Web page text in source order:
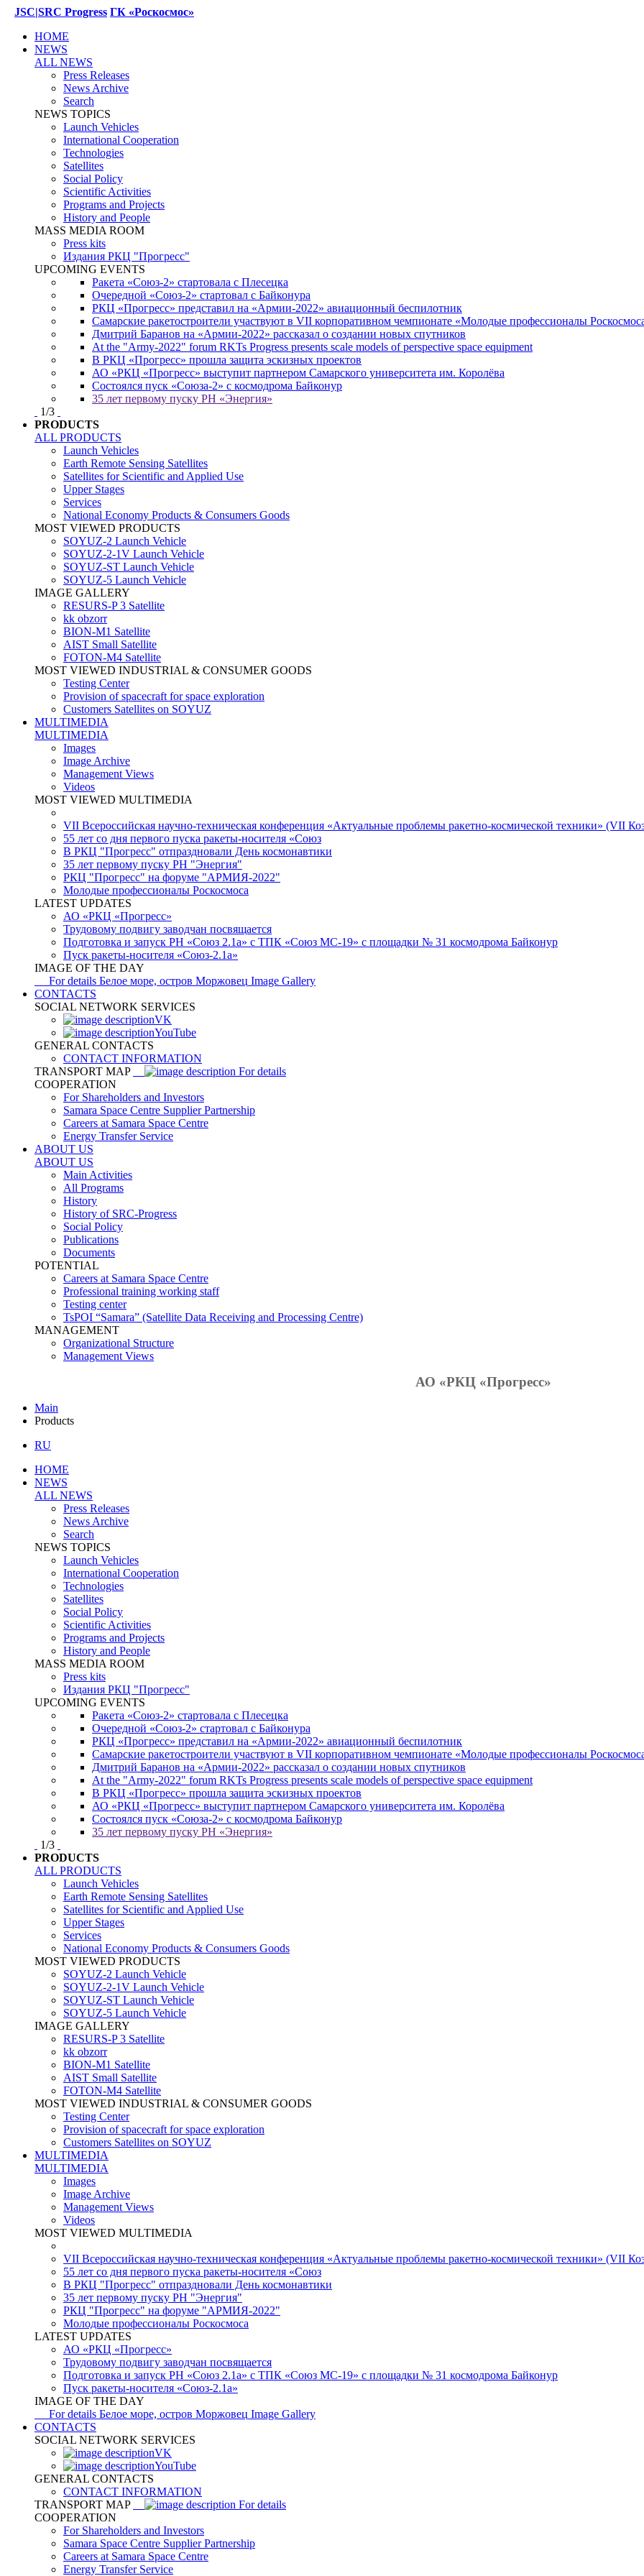
JSC|SRC Progress ГК «Роскосмос»
HOME
NEWS
ALL NEWS
Press Releases
News Archive
Search
NEWS TOPICS
Launch Vehicles
International Cooperation
Technologies
Satellites
Social Policy
Scientific Activities
Programs and Projects
History and People
MASS MEDIA ROOM
Press kits
Издания РКЦ "Прогресс"
UPCOMING EVENTS
Ракета «Союз-2» стартовала с Плесецка
Очередной «Союз-2» стартовал с Байконура
РКЦ «Прогресс» представил на «Армии-2022» авиационный беспилотник
Самарские ракетостроители участвуют в VII корпоративном чемпионате «Молодые профессионалы
Дмитрий Баранов на «Армии-2022» рассказал о создании новых спутников
At the "Army-2022" forum RKTs Progress presents scale models of perspective space equipment
В РКЦ «Прогресс» прошла защита эскизных проектов
АО «РКЦ «Прогресс» выступит партнером Самарского университета им. Королёва
Состоялся пуск «Союза-2» с космодрома Байконур
35 лет первому пуску РН «Энергия»
1/3
PRODUCTS
ALL PRODUCTS
Launch Vehicles
Earth Remote Sensing Satellites
Satellites for Scientific and Applied Use
Upper Stages
Services
National Economy Products & Consumers Goods
MOST VIEWED PRODUCTS
SOYUZ-2 Launch Vehicle
SOYUZ-2-1V Launch Vehicle
SOYUZ-ST Launch Vehicle
SOYUZ-5 Launch Vehicle
IMAGE GALLERY
RESURS-P 3 Satellite
kk obzorr
BION-M1 Satellite
AIST Small Satellite
FOTON-M4 Satellite
MOST VIEWED INDUSTRIAL & CONSUMER GOODS
Testing Center
Provision of spacecraft for space exploration
Customers Satellites on SOYUZ
MULTIMEDIA
MULTIMEDIA
Images
Image Archive
Management Views
Videos
MOST VIEWED MULTIMEDIA
VII Всероссийская научно-техническая конференция «Актуальные проблемы ракетно-космической техники» (VII
55 лет со дня первого пуска ракеты-носителя «Союз
В РКЦ "Прогресс" отпраздновали День космонавтики
35 лет первому пуску РН "Энергия"
РКЦ "Прогресс" на форуме "АРМИЯ-2022"
Молодые профессионалы Роскосмоса
LATEST UPDATES
АО «РКЦ «Прогресс»
Трудовому подвигу заводчан посвящается
Подготовка и запуск РН «Союз 2.1а» с ТПК «Союз МС-19» с площадки № 31 космодрома Байконур
Пуск ракеты-носителя «Союз-2.1а»
IMAGE OF THE DAY
For details Белое море, остров Моржовец Image Gallery
CONTACTS
SOCIAL NETWORK SERVICES
VK
YouTube
GENERAL CONTACTS
CONTACT INFORMATION
TRANSPORT MAP
For details
COOPERATION
For Shareholders and Investors
Samara Space Centre Supplier Partnership
Careers at Samara Space Centre
Energy Transfer Service
ABOUT US
ABOUT US
Main Activities
All Programs
History
History of SRC-Progress
Social Policy
Publications
Documents
POTENTIAL
Careers at Samara Space Centre
Professional training working staff
Testing center
TsPOI “Samara” (Satellite Data Receiving and Processing Centre)
MANAGEMENT
Organizational Structure
Management Views
АО «РКЦ «Прогресс»
Main
Products
RU
HOME
NEWS
ALL NEWS
Press Releases
News Archive
Search
NEWS TOPICS
Launch Vehicles
International Cooperation
Technologies
Satellites
Social Policy
Scientific Activities
Programs and Projects
History and People
MASS MEDIA ROOM
Press kits
Издания РКЦ "Прогресс"
UPCOMING EVENTS
Ракета «Союз-2» стартовала с Плесецка
Очередной «Союз-2» стартовал с Байконура
РКЦ «Прогресс» представил на «Армии-2022» авиационный беспилотник
Самарские ракетостроители участвуют в VII корпоративном чемпионате «Молодые профессионалы
Дмитрий Баранов на «Армии-2022» рассказал о создании новых спутников
At the "Army-2022" forum RKTs Progress presents scale models of perspective space equipment
В РКЦ «Прогресс» прошла защита эскизных проектов
АО «РКЦ «Прогресс» выступит партнером Самарского университета им. Королёва
Состоялся пуск «Союза-2» с космодрома Байконур
35 лет первому пуску РН «Энергия»
1/3
PRODUCTS
ALL PRODUCTS
Launch Vehicles
Earth Remote Sensing Satellites
Satellites for Scientific and Applied Use
Upper Stages
Services
National Economy Products & Consumers Goods
MOST VIEWED PRODUCTS
SOYUZ-2 Launch Vehicle
SOYUZ-2-1V Launch Vehicle
SOYUZ-ST Launch Vehicle
SOYUZ-5 Launch Vehicle
IMAGE GALLERY
RESURS-P 3 Satellite
kk obzorr
BION-M1 Satellite
AIST Small Satellite
FOTON-M4 Satellite
MOST VIEWED INDUSTRIAL & CONSUMER GOODS
Testing Center
Provision of spacecraft for space exploration
Customers Satellites on SOYUZ
MULTIMEDIA
MULTIMEDIA
Images
Image Archive
Management Views
Videos
MOST VIEWED MULTIMEDIA
VII Всероссийская научно-техническая конференция «Актуальные проблемы ракетно-космической техники» (VII
55 лет со дня первого пуска ракеты-носителя «Союз
В РКЦ "Прогресс" отпраздновали День космонавтики
35 лет первому пуску РН "Энергия"
РКЦ "Прогресс" на форуме "АРМИЯ-2022"
Молодые профессионалы Роскосмоса
LATEST UPDATES
АО «РКЦ «Прогресс»
Трудовому подвигу заводчан посвящается
Подготовка и запуск РН «Союз 2.1а» с ТПК «Союз МС-19» с площадки № 31 космодрома Байконур
Пуск ракеты-носителя «Союз-2.1а»
IMAGE OF THE DAY
For details Белое море, остров Моржовец Image Gallery
CONTACTS
SOCIAL NETWORK SERVICES
VK
YouTube
GENERAL CONTACTS
CONTACT INFORMATION
TRANSPORT MAP
For details
COOPERATION
For Shareholders and Investors
Samara Space Centre Supplier Partnership
Careers at Samara Space Centre
Energy Transfer Service